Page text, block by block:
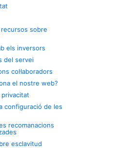
sobre
els inversors
del servei
col·laboradors
el nostre web?
privacitat
configuració de les
recomanacions
esclavitud